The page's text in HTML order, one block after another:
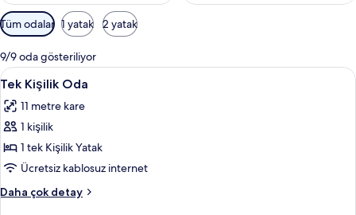
Odalar
için
mevcut
filtreler
Tüm odalar 1 yatak 2 yatak
9/9 oda gösteriliyor
Tek
Kişilik
Oda
için
tüm
fotoğrafları
görün
Tek Kişilik Oda | Kaliteli yatak
7
Tek Kişilik Oda
11 metre kare
1 kişilik
1 tek Kişilik Yatak
Ücretsiz kablosuz internet
Daha çok detay
Tek